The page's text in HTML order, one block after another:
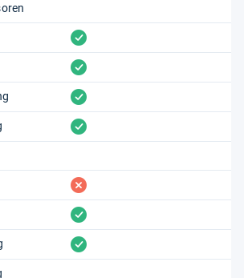
vorhanden
vorhanden
vorhanden
vorhanden
fehlt
vorhanden
vorhanden